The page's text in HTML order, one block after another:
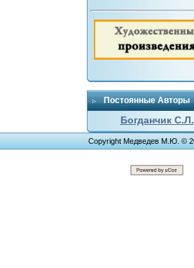
Постоянные Авторы
Богданчик С.Л.
Copyright Медведев М.Ю. ©